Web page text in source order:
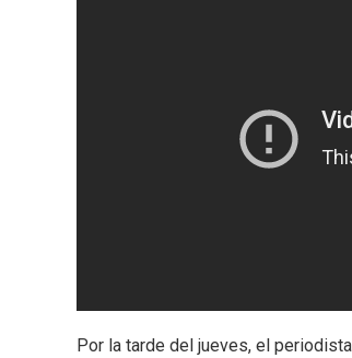
Por la tarde del jueves, el